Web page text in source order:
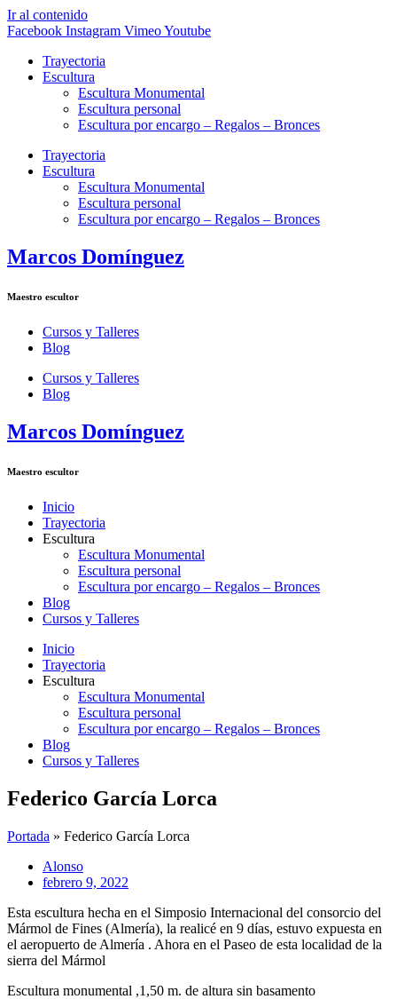
Ir al contenido
Facebook Instagram VimeoYoutube
Trayectoria
Escultura
Escultura Monumental
Escultura personal
Escultura por encargo – Regalos – Bronces
Trayectoria
Escultura
Escultura Monumental
Escultura personal
Escultura por encargo – Regalos – Bronces
Marcos Domínguez
Maestro escultor
Cursos y Talleres
Blog
Cursos y Talleres
Blog
Marcos Domínguez
Maestro escultor
Inicio
Trayectoria
Escultura
Escultura Monumental
Escultura personal
Escultura por encargo – Regalos – Bronces
Blog
Cursos y Talleres
Inicio
Trayectoria
Escultura
Escultura Monumental
Escultura personal
Escultura por encargo – Regalos – Bronces
Blog
Cursos y Talleres
Federico García Lorca
Portada » Federico García Lorca
Alonso
febrero 9, 2022
Esta escultura hecha en el Simposio Internacional del consorcio del
Mármol de Fines (Almería), la realicé en 9 días, estuvo expuesta en
el aeropuerto de Almería . Ahora en el Paseo de esta localidad de la
sierra del Mármol
Escultura monumental ,1,50 m. de altura sin basamento